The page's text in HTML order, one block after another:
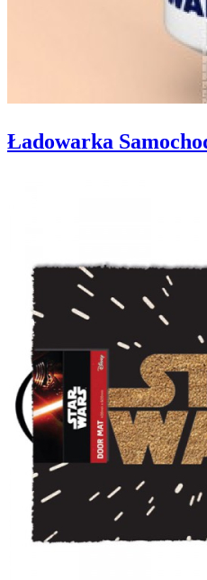
Ładowarka